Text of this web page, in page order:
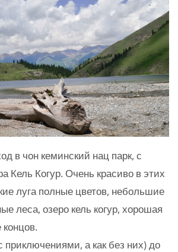
в чон кеминский нац парк, с
Кель Когур. Очень красиво в этих
луга полные цветов, небольшие
леса, озеро кель когур, хорошая
а как без них) до